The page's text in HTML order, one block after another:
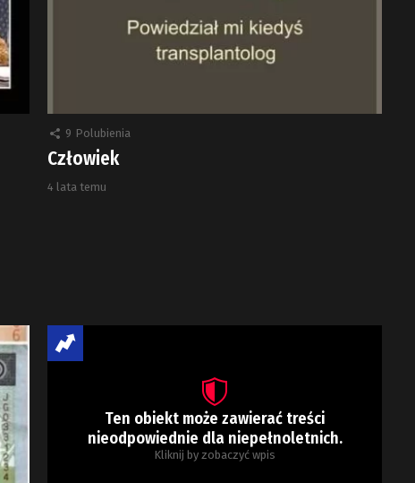
9 Polubienia
Człowiek
4 lata temu
Ten obiekt może zawierać treści
nieodpowiednie dla niepełnoletnich.
Kliknij by zobaczyć wpis